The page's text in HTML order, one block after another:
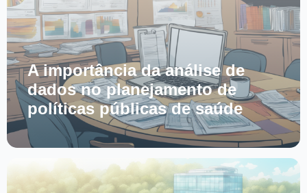
A importância da análise de
dados no planejamento de
políticas públicas de saúde